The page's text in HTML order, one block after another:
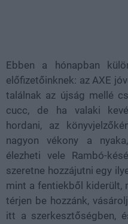
Ebben a hónapban
előfizetőinknek: az AXE
találnak az újság mellé
cucc, de ha valaki
hordani, az
nagyon vékony a
élezheti vele Rambó-
szeretne hozzájutni egy
mint a fentiekből kiderült,
térjen be hozzánk,
itt a szerkesztőségben,